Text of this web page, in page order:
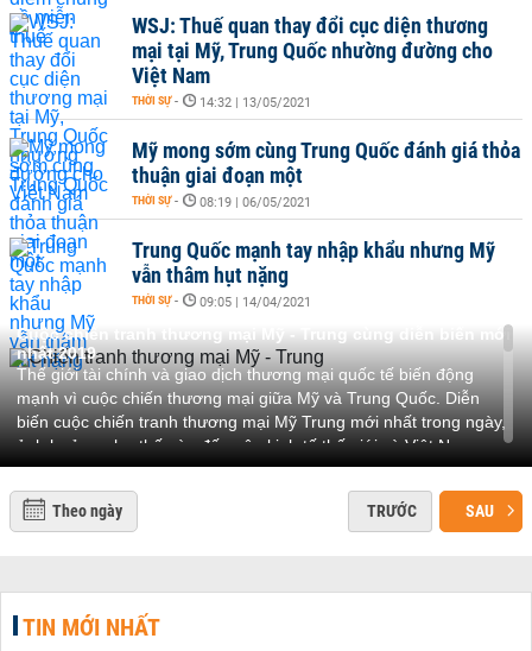
WSJ: Thuế quan thay đổi cục diện thương
mại tại Mỹ, Trung Quốc nhường đường cho
Việt Nam
THỜI SỰ - 14:32 | 13/05/2021
Mỹ mong sớm cùng Trung Quốc đánh giá thỏa
thuận giai đoạn một
THỜI SỰ - 08:19 | 06/05/2021
Trung Quốc mạnh tay nhập khẩu nhưng Mỹ
vẫn thâm hụt nặng
THỜI SỰ - 09:05 | 14/04/2021
Cuộc chiến tranh thương mại Mỹ - Trung cùng diễn biến mới
nhất 2019
Thế giới tài chính và giao dịch thương mại quốc tế biến động
mạnh vì cuộc chiến thương mại giữa Mỹ và Trung Quốc. Diễn
biến cuộc chiến tranh thương mại Mỹ Trung mới nhất trong ngày,
ảnh hưởng như thế nào đến nên kinh tế thế giới và Việt Nam.
Toàn cảnh chiến tranh thương mại mỹ trung mới nhất
Về thương mại, nhiều thành phần cử tri quan trọng ở Mỹ (như
nông dân) đang phải vật lộn với ảnh hưởng của cuộc chiến
thương mại Mỹ-Trung. Áp lực chính trị từ quá trình luận tội làm
Mỹ ủng hộ tự do thương mại, cho rằng cuộc chiến thương mại với
Theo ngày TRƯỚC SAU
TIN MỚI NHẤT